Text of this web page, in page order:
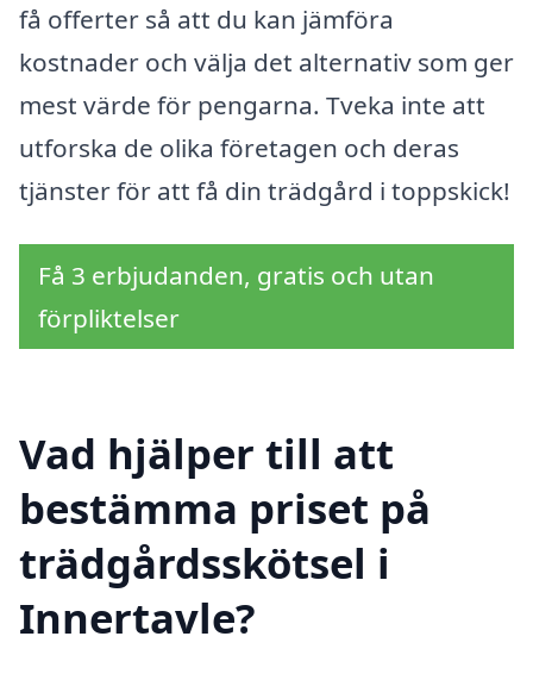
få offerter så att du kan jämföra
kostnader och välja det alternativ som ger
mest värde för pengarna. Tveka inte att
utforska de olika företagen och deras
tjänster för att få din trädgård i toppskick!
Få 3 erbjudanden, gratis och utan
förpliktelser
Vad hjälper till att
bestämma priset på
trädgårdsskötsel i
Innertavle?